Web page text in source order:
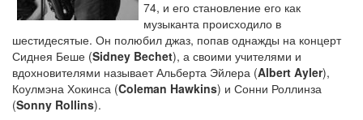
74, и его становление его как
музыканта происходило в
шестидесятые. Он полюбил джаз, попав однажды на концерт
Сиднея Беше (Sidney Bechet), а своими учителями и
вдохновителями называет Альберта Эйлера (Albert Ayler),
Коулмэна Хокинса (Coleman Hawkins) и Сонни Роллинза
(Sonny Rollins).